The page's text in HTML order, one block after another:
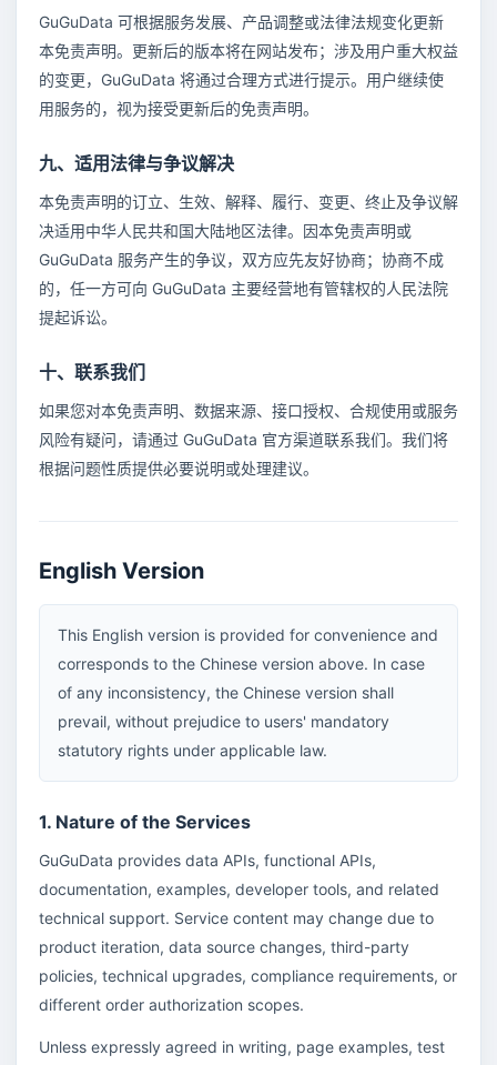
GuGuData 可根据服务发展、产品调整或法律法规变化更新
本免责声明。更新后的版本将在网站发布；涉及用户重大权益
的变更，GuGuData 将通过合理方式进行提示。用户继续使
用服务的，视为接受更新后的免责声明。
九、适用法律与争议解决
本免责声明的订立、生效、解释、履行、变更、终止及争议解
决适用中华人民共和国大陆地区法律。因本免责声明或
GuGuData 服务产生的争议，双方应先友好协商；协商不成
的，任一方可向 GuGuData 主要经营地有管辖权的人民法院
提起诉讼。
十、联系我们
如果您对本免责声明、数据来源、接口授权、合规使用或服务
风险有疑问，请通过 GuGuData 官方渠道联系我们。我们将
根据问题性质提供必要说明或处理建议。
English Version
This English version is provided for convenience and
corresponds to the Chinese version above. In case
of any inconsistency, the Chinese version shall
prevail, without prejudice to users' mandatory
statutory rights under applicable law.
1. Nature of the Services
GuGuData provides data APIs, functional APIs,
documentation, examples, developer tools, and related
technical support. Service content may change due to
product iteration, data source changes, third-party
policies, technical upgrades, compliance requirements, or
different order authorization scopes.
Unless expressly agreed in writing, page examples, test